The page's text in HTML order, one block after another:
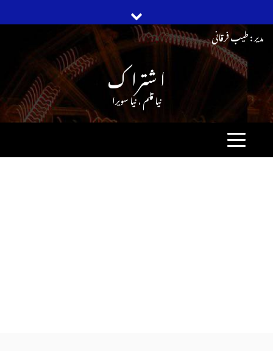
content
مدیر : طیب فرقانی
ا شترا ک
نیا قلم ، نیا سویرا